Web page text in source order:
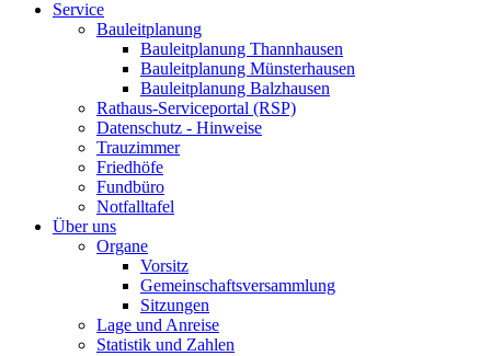
Service
Bauleitplanung
Bauleitplanung Thannhausen
Bauleitplanung Münsterhausen
Bauleitplanung Balzhausen
Rathaus-Serviceportal (RSP)
Datenschutz - Hinweise
Trauzimmer
Friedhöfe
Fundbüro
Notfalltafel
Über uns
Organe
Vorsitz
Gemeinschaftsversammlung
Sitzungen
Lage und Anreise
Statistik und Zahlen